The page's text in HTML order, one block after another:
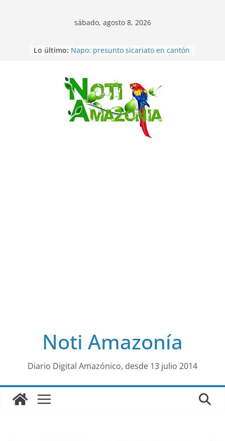
Saltar
al
sábado, agosto 8, 2026
Lo último: Napo: presunto sicariato en cantón
desaparecidos fueron encontrados
muertos en Puerto lopez
Sentencian a 34 años de prisión a
implicados en caso de Alison,
oriunda de Tena
Vozinha, el arquero sensación de
cabo Verde, ya llegó para
Noti Amazonía
Diario Digital Amazónico, desde 13 julio 2014